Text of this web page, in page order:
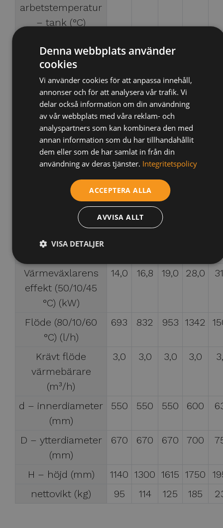
arbetstemperatur
– tank (°C)
arbetstemperatur
– värmeväxlare
(°C)
Värmeväxlaryta
(m²)
2,0 2,4 2,7 3,8
Värmeväxlarvolym
(l)
14,0 17,0 18,9 26,5
effekt (80/10/45
°C) (kW)
Värmevexlarens
effekt (80/10/60
40,0 48,8 55,0
Värmeväxlarens
effekt (50/10/45
°C) (kW)
14,0 16,8 19,0 28,0
Flöde (80/10/60
°C) (l/h)
693 832 953 1342
Krävt flöde
värmebärare
(m³/h)
3,0 3,0 3,0 3,0
d – innerdiameter
(mm)
550 550 550 600
D – ytterdiameter
(mm)
670 670 670 700
H – höjd (mm) 1140 1300 1615 1750
nettovikt (kg)
95 114 125 185
Denna webbplats använder
cookies
Vi använder cookies för att anpassa innehåll,
annonser och för att analysera vår trafik. Vi
delar också information om din användning
av vår webbplats med våra reklam- och
analyspartners som kan kombinera den med
annan information som du har tillhandahållit
dem eller som de har samlat in från din
användning av deras tjänster. Integritetspolicy
ACCEPTERA ALLA
AVVISA ALLT
VISA DETALJER